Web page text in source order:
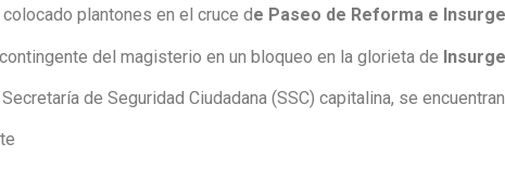
plantones en el cruce de Paseo de Reforma e
del magisterio en un bloqueo en la glorieta de
de Seguridad Ciudadana (SSC) capitalina, se